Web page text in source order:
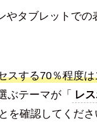
やタブレットでの
スする70％程度
ぶテーマが「 レ
を確認してくださ